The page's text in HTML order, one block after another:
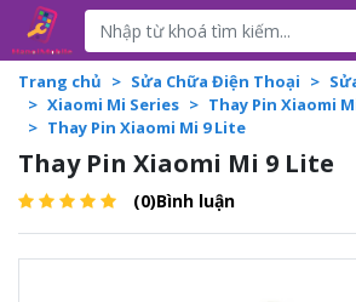
Powered by Translate
Trang chủ Sửa Chữa Điện Thoại
Xiaomi Mi Series
Thay Pin Xiaomi
Thay Pin Xiaomi Mi 9 Lite
Thay Pin Xiaomi Mi 9 Lite
(0)Bình luận